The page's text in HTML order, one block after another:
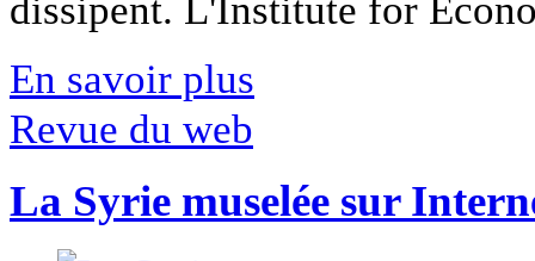
En savoir plus
Revue du web
La Syrie muselée sur